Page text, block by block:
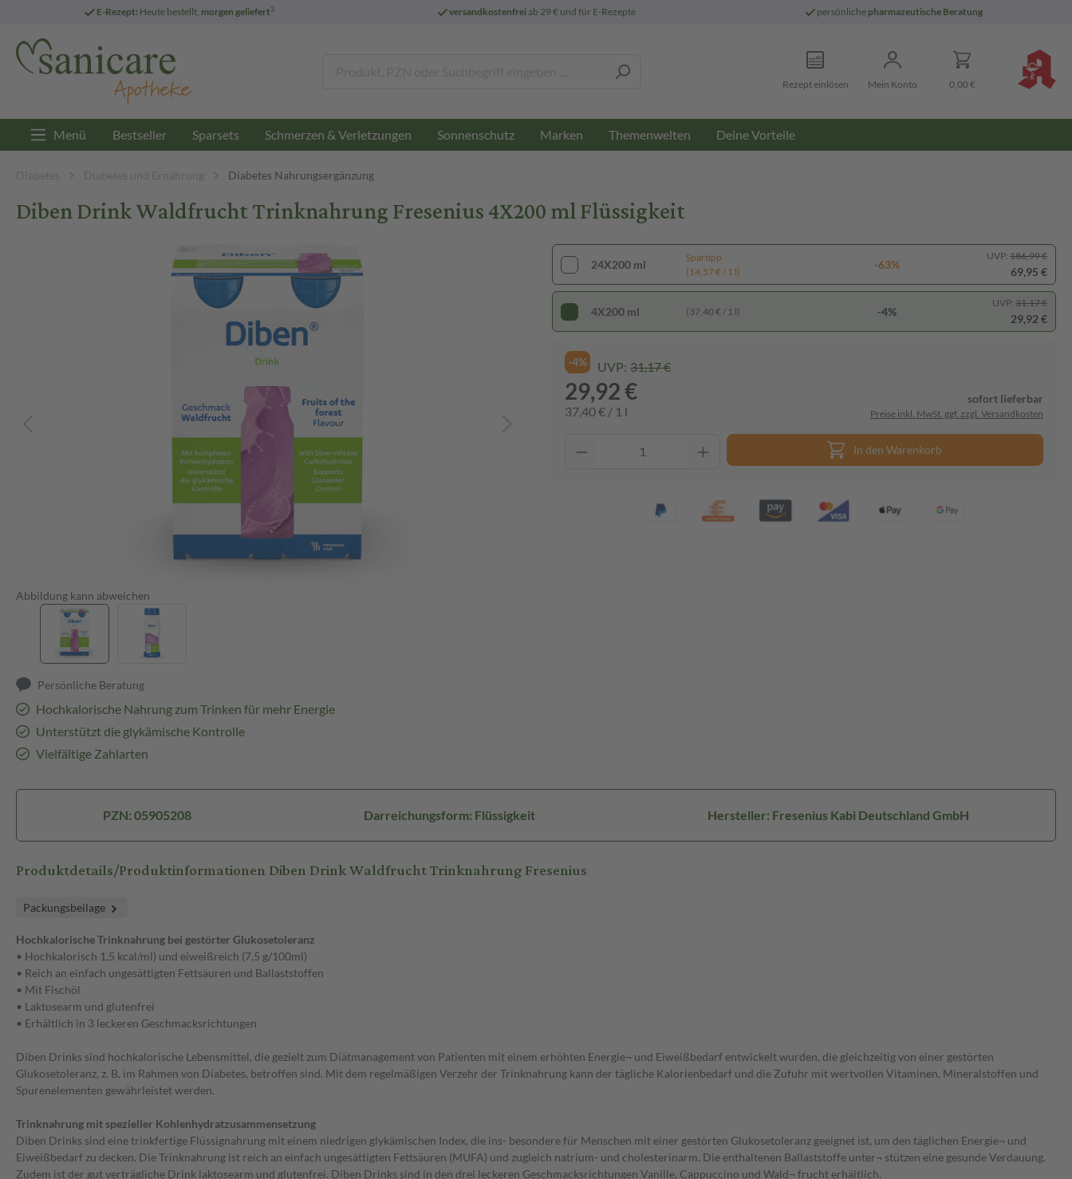
E-Rezept: Heute bestellt, morgen geliefert3 versandkostenfreiab 29 € und für E-Rezepte persönliche pharmazeutische Beratung
Rezept einlösen Mein Konto 0,00 €
Menü Bestseller Sparsets Schmerzen & Verletzungen Sonnenschutz Marken Themenwelten Deine Vorteile
Diabetes Diabetes und Ernährung Diabetes Nahrungsergänzung
Diben Drink Waldfrucht Trinknahrung Fresenius 4X200 ml Flüssigkeit
Abbildung kann abweichen
Persönliche Beratung
Hochkalorische Nahrung zum Trinken für mehr Energie
Unterstützt die glykämische Kontrolle
Vielfältige Zahlarten
24X200 ml
Spartipp
(14,57 € / 1 l)
-63%
UVP: 186,99 €
69,95 €
4X200 ml (37,40 € / 1 l) -4%
UVP: 31,17 €
29,92 €
-4% UVP: 31,17 €
29,92 €
37,40 € / 1 l
sofort lieferbar
Preise inkl. MwSt. ggf. zzgl. Versandkosten
In den Warenkorb
PZN: 05905208 Darreichungsform: Flüssigkeit Hersteller: Fresenius Kabi Deutschland GmbH
Produktdetails/Produktinformationen Diben Drink Waldfrucht Trinknahrung Fresenius
Packungsbeilage
Hochkalorische Trinknahrung bei gestörter Glukosetoleranz
• Hochkalorisch 1,5 kcal/ml) und eiweißreich (7,5 g/100ml)
• Reich an einfach ungesättigten Fettsäuren und Ballaststoffen
• Mit Fischöl
• Laktosearm und glutenfrei
• Erhältlich in 3 leckeren Geschmacksrichtungen
Diben Drinks sind hochkalorische Lebensmittel, die gezielt zum Diätmanagement von Patienten mit einem erhöhten Energie¬ und Eiweißbedarf entwickelt wurden, die gleichzeitig von einer gestörten
Glukosetoleranz, z. B. im Rahmen von Diabetes, betroffen sind. Mit dem regelmäßigen Verzehr der Trinknahrung kann der tägliche Kalorienbedarf und die Zufuhr mit wertvollen Vitaminen, Mineralstoffen und
Spurenelementen gewährleistet werden.
Trinknahrung mit spezieller Kohlenhydratzusammensetzung
Diben Drinks sind eine trinkfertige Flüssignahrung mit einem niedrigen glykämischen Index, die ins- besondere für Menschen mit einer gestörten Glukosetoleranz geeignet ist, um den täglichen Energie¬ und
Eiweißbedarf zu decken. Die Trinknahrung ist reich an einfach ungesättigten Fettsäuren (MUFA) und zugleich natrium- und cholesterinarm. Die enthaltenen Ballaststoffe unter¬ stützen eine gesunde Verdauung.
Zudem ist der gut verträgliche Drink laktosearm und glutenfrei. Diben Drinks sind in den drei leckeren Geschmacksrichtungen Vanille, Cappuccino und Wald¬ frucht erhältlich.